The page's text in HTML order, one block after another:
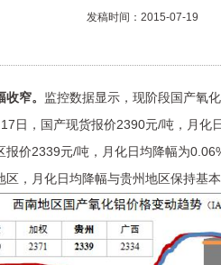
发稿时间：2015-07-19
窄。 监控数据显示，现阶段国产氧
日，国产现货报价2390元/吨，月化
报价2339元/吨，月化日均降幅为
，月化日均降幅与贵州地区保持基本